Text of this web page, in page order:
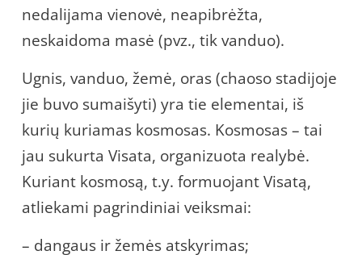
nedalijama vienovė, neapibrėžta,
neskaidoma masė (pvz., tik vanduo).
Ugnis, vanduo, žemė, oras (chaoso stadijoje
jie buvo sumaišyti) yra tie elementai, iš
kurių kuriamas kosmosas. Kosmosas – tai
jau sukurta Visata, organizuota realybė.
Kuriant kosmosą, t.y. formuojant Visatą,
atliekami pagrindiniai veiksmai:
– dangaus ir žemės atskyrimas;